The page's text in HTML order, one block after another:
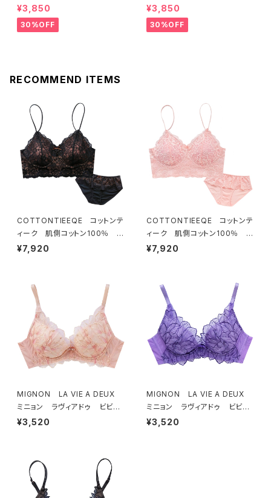
ール ブラジャー（レモネード）
D2255 送料無料
¥3,850
30%OFF
ール ブラジャー（ブルー）D22
55
¥3,850
30%OFF
RECOMMEND ITEMS
COTTONTIEEQE コットンテ
ィーク 肌側コットン100％ ソ
フトブラ ＆ ショーツセット（ブラ
¥7,920
COTTONTIEEQE コットンテ
ィーク 肌側コットン100％ ソ
フトブラ ＆ ショーツセット（ピー
¥7,920
MIGNON LA VIE A DEUX
ミニョン ラヴィアドゥ ビビア
ーナ ブラジャー（ピーチ）M20
¥3,520
MIGNON LA VIE A DEUX
ミニョン ラヴィアドゥ ビビア
ーナ ブラジャー（ヴィオレッタ）
¥3,520